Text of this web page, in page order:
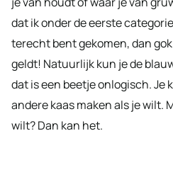
dat ik onder de eerste
terecht bent gekomen, dan
geldt! Natuurlijk kun je de
dat is een beetje onlogisch. Je
andere kaas maken als je wilt.
wilt? Dan kan het.